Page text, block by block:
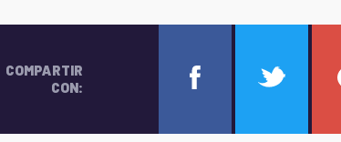
COMPARTIR
CON: